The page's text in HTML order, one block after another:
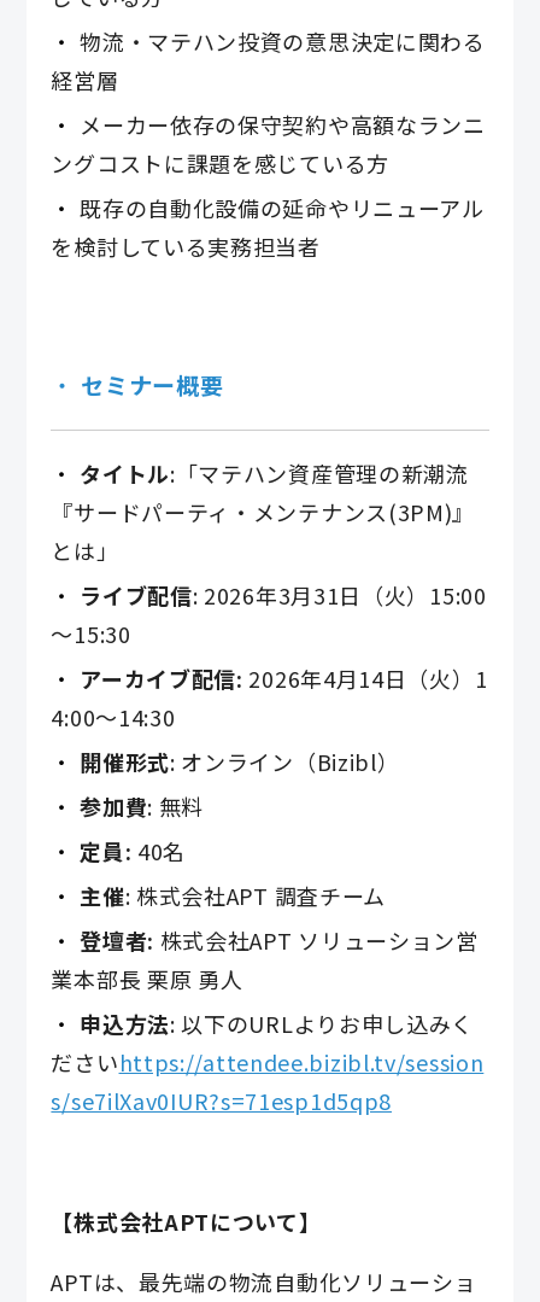
物流・マテハン投資の意思決定に関わる
経営層
メーカー依存の保守契約や高額なランニ
ングコストに課題を感じている方
既存の自動化設備の延命やリニューアル
を検討している実務担当者
セミナー概要
タイトル:「マテハン資産管理の新潮流
『サードパーティ・メンテナンス(3PM)』
とは」
ライブ配信: 2026年3月31日（火）15:00
～15:30
アーカイブ配信: 2026年4月14日（火）1
4:00～14:30
開催形式: オンライン（Bizibl）
参加費: 無料
定員: 40名
主催: 株式会社APT 調査チーム
登壇者: 株式会社APT ソリューション営
業本部長 栗原 勇人
申込方法: 以下のURLよりお申し込みく
ださいhttps://attendee.bizibl.tv/session
s/se7ilXav0IUR?s=71esp1d5qp8
【株式会社APTについて】
APTは、最先端の物流自動化ソリューショ